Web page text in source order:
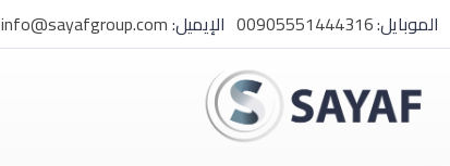
الموبايل:00905551444316 الإيميل:info@sayafgroup.com